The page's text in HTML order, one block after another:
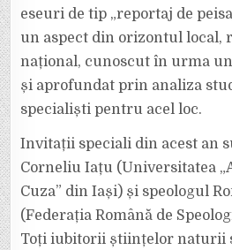
eseuri de tip „reportaj de
un aspect din orizontul local,
național, cunoscut în urma
și aprofundat prin analiza
specialiști pentru acel loc.
Invitații speciali din acest an
Corneliu Iațu (Universitatea
Cuza” din Iași) și speologul
(Federația Română de
Toți iubitorii științelor naturii